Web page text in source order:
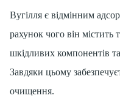
Вугілля є відмінним
рахунок чого він містить
шкідливих компонентів та
Завдяки цьому
очищення.